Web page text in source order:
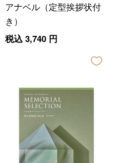
アナベル（定型挨拶状付
き）
税込 3,740円